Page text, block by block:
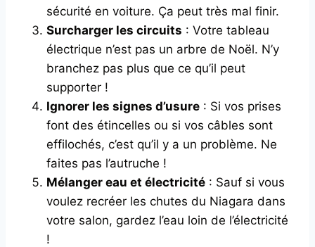
sécurité en voiture. Ça peut très mal finir.
Surcharger les circuits : Votre tableau
électrique n’est pas un arbre de Noël. N’y
branchez pas plus que ce qu’il peut
supporter !
Ignorer les signes d’usure : Si vos prises
font des étincelles ou si vos câbles sont
effilochés, c’est qu’il y a un problème. Ne
faites pas l’autruche !
Mélanger eau et électricité : Sauf si vous
voulez recréer les chutes du Niagara dans
votre salon, gardez l’eau loin de l’électricité
!